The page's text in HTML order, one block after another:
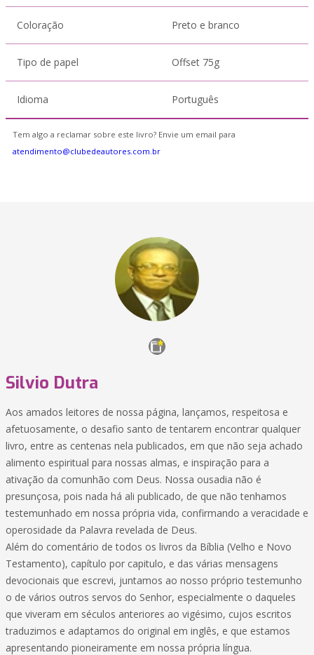
Coloração Preto e branco
Tipo de papel Offset 75g
Idioma Português
Tem algo a reclamar sobre este livro? Envie um email para
atendimento@clubedeautores.com.br
Silvio Dutra
Aos amados leitores de nossa página, lançamos, respeitosa e
afetuosamente, o desafio santo de tentarem encontrar qualquer
livro, entre as centenas nela publicados, em que não seja achado
alimento espiritual para nossas almas, e inspiração para a
ativação da comunhão com Deus. Nossa ousadia não é
presunçosa, pois nada há ali publicado, de que não tenhamos
testemunhado em nossa própria vida, confirmando a veracidade e
operosidade da Palavra revelada de Deus.
Além do comentário de todos os livros da Bíblia (Velho e Novo
Testamento), capítulo por capitulo, e das várias mensagens
devocionais que escrevi, juntamos ao nosso próprio testemunho
o de vários outros servos do Senhor, especialmente o daqueles
que viveram em séculos anteriores ao vigésimo, cujos escritos
traduzimos e adaptamos do original em inglês, e que estamos
apresentando pioneiramente em nossa própria língua.